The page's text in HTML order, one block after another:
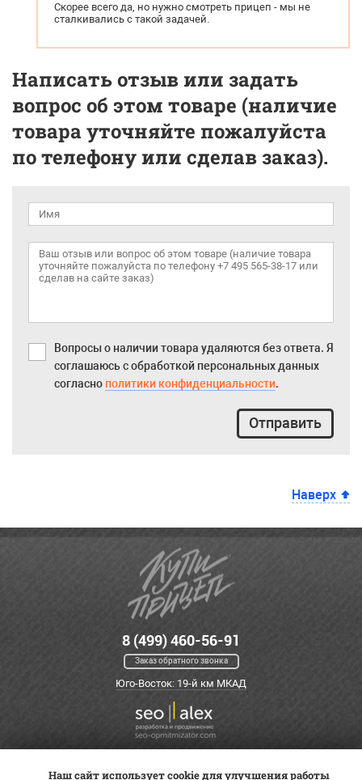
Скорее всего да, но нужно смотреть прицеп - мы не
сталкивались с такой задачей.
Написать отзыв или задать
вопрос об этом товаре (наличие
товара уточняйте пожалуйста
по телефону или сделав заказ).
Вопросы о наличии товара удаляются без ответа. Я
соглашаюсь с обработкой персональных данных
согласно политики конфиденциальности.
Отправить
Наверх
8 (499) 460-56-91
Заказ обратного звонка
Юго-Восток: 19-й км МКАД
Наш сайт использует cookie для улучшения работы